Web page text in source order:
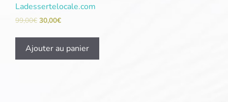
Ladessertelocale.com
99,00€ 30,00€
Ajouter au panier